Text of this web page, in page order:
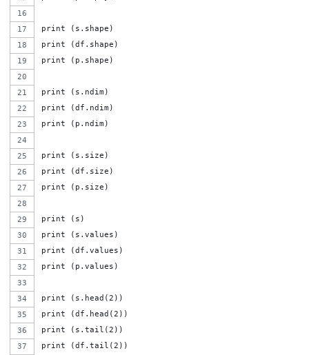
print (s.shape)
print (df.shape)
print (p.shape)
print (s.ndim)
print (df.ndim)
print (p.ndim)
print (s.size)
print (df.size)
print (p.size)
print (s)
print (s.values)
print (df.values)
print (p.values)
print (s.head(2))
print (df.head(2))
print (s.tail(2))
print (df.tail(2))